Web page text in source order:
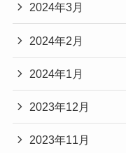
2024年3月
2024年2月
2024年1月
2023年12月
2023年11月